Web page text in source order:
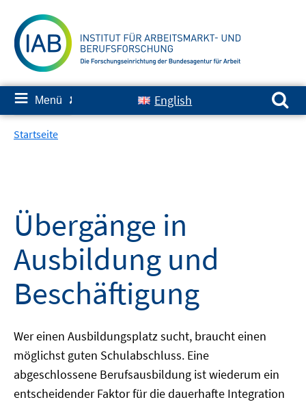
zum
Inhalt
≡ Menü ✘ English
Suchen nach:
Startseite
Übergänge in
Ausbildung und
Beschäftigung
Wer einen Ausbildungsplatz sucht, braucht einen
möglichst guten Schulabschluss. Eine
abgeschlossene Berufsausbildung ist wiederum ein
entscheidender Faktor für die dauerhafte Integration